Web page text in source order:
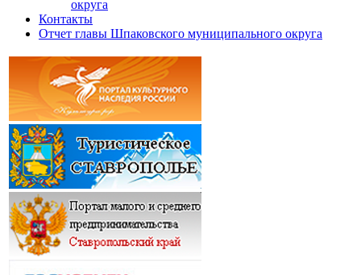
округа
Контакты
Отчет главы Шпаковского муниципального округа